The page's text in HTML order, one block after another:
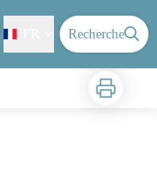
Recherche
Imprimer